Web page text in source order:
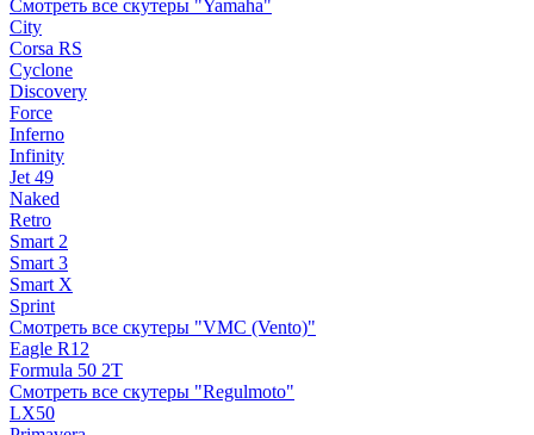
Смотреть все скутеры "Yamaha"
City
Corsa RS
Cyclone
Discovery
Force
Inferno
Infinity
Jet 49
Naked
Retro
Smart 2
Smart 3
Smart X
Sprint
Смотреть все скутеры "VMC (Vento)"
Eagle R12
Formula 50 2Т
Смотреть все скутеры "Regulmoto"
LX50